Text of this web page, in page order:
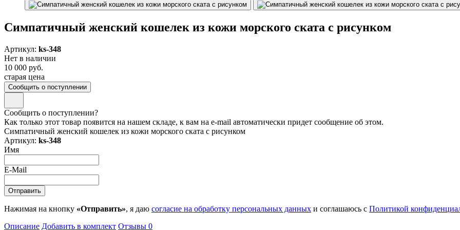
Симпатичный женский кошелек из кожи морского ската с рисунком
Артикул: ks-348
Нет в наличии
10 000 руб.
старая цена
Сообщить о поступлении
Сообщить о поступлении?
Как только этот товар появится на нашем складе, к вам на e-mail автоматически придет сообщение об этом.
Симпатичный женский кошелек из кожи морского ската с рисунком
Артикул: ks-348
Имя
E-Mail
Нажимая на кнопку «Отправить», я даю согласие на обработку персональных данных и соглашаюсь с Политикой
Описание Добавить в комплект Отзывы 0